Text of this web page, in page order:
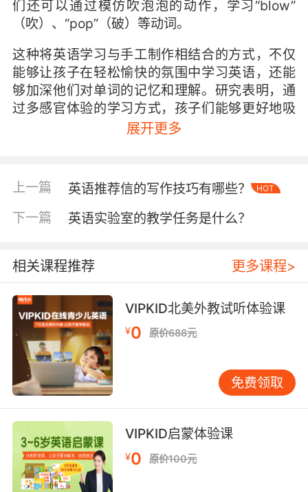
们还可以通过模仿吹泡泡的动作，学习“blow”
（吹）、“pop”（破）等动词。
这种将英语学习与手工制作相结合的方式，不仅
能够让孩子在轻松愉快的氛围中学习英语，还能
够加深他们对单词的记忆和理解。研究表明，通
过多感官体验的学习方式，孩子们能够更好地吸
收和掌握知识。因此，制作彩色泡泡不仅是一项
二、跨学科融合实践
除了英语学习，制作彩色泡泡还涉及到科学原理
灭，了解表面张力的概念。他们还可以尝试加入
不同的材料，如糖、盐或洗洁精，来观察这些材
料对泡泡稳定性的影响。这种跨学科的实践，不
仅能够激发孩子们对科学的兴趣，还能够培养他
们的观察力和实验能力。
在这个过程中，孩子们还可以学习相关的英语表
达。例如，他们可以用英语描述泡泡的大小、颜
色和形状，也可以用英语解释为什么某些材料会
科学探索相结合的方式，不仅能够拓宽孩子们的
知识面，还能够提高他们的英语应用能力。
三、亲子互动桥梁
展开更多
上一篇 英语推荐信的写作技巧有哪些？ HOT
下一篇 英语实验室的教学任务是什么？
相关课程推荐 更多课程>
VIPKID北美外教试听体验课
¥0 原价688元
免费领取
VIPKID启蒙体验课
¥0 原价100元